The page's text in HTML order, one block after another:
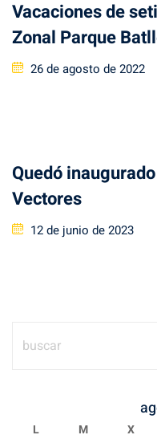
Vacaciones de
Zonal Parque
Posted
26 de agosto de 2022
Quedó
Vectores
Posted
12 de junio de 2023
L M X